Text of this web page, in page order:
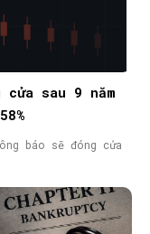
sau 9 năm
báo sẽ đóng cửa